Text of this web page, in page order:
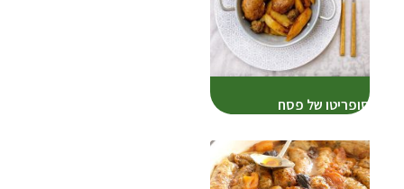
סופריטו של פסח